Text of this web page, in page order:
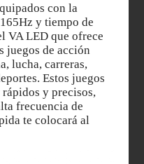
con la
y tiempo de
VA LED que ofrece
juegos de acción
lucha, carreras,
Estos juegos
y precisos,
frecuencia de
te colocará al